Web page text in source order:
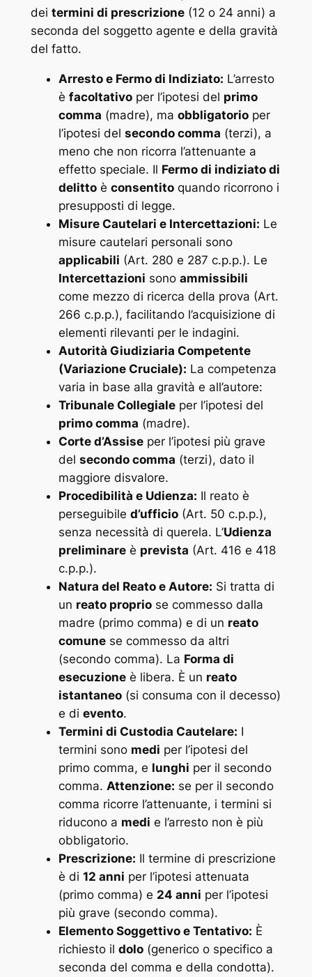
dei termini di prescrizione(12 o 24 anni) a
seconda del soggetto agente e della gravità
del fatto.
Arresto e Fermo di Indiziato: L’arresto
è facoltativoper l’ipotesi del primo
comma (madre), ma obbligatorioper
l’ipotesi del secondo comma (terzi), a
meno che non ricorra l’attenuante a
effetto speciale. Il Fermo di indiziato di
delittoè consentitoquando ricorrono i
presupposti di legge.
Misure Cautelari e Intercettazioni: Le
misure cautelari personali sono
applicabili (Art. 280 e 287 c.p.p.). Le
Intercettazioni sono ammissibili
come mezzo di ricerca della prova (Art.
266 c.p.p.), facilitando l’acquisizione di
elementi rilevanti per le indagini.
Autorità Giudiziaria Competente
(Variazione Cruciale): La competenza
varia in base alla gravità e all’autore:
Tribunale Collegialeper l’ipotesi del
primo comma (madre).
Corte d’Assiseper l’ipotesi più grave
del secondo comma (terzi), dato il
maggiore disvalore.
Procedibilità e Udienza: Il reato è
perseguibile d’ufficio(Art. 50 c.p.p.),
senza necessità di querela. L’Udienza
preliminareè prevista (Art. 416 e 418
c.p.p.).
Natura del Reato e Autore: Si tratta di
un reato propriose commesso dalla
madre (primo comma) e di un reato
comunese commesso da altri
(secondo comma). La Forma di
esecuzioneè libera. È un reato
istantaneo(si consuma con il decesso)
e di evento.
Termini di Custodia Cautelare: I
termini sono medi per l’ipotesi del
primo comma, e lunghi per il secondo
comma. Attenzione: se per il secondo
comma ricorre l’attenuante, i termini si
riducono a medi e l’arresto non è più
obbligatorio.
Prescrizione: Il termine di prescrizione
è di 12 anni per l’ipotesi attenuata
(primo comma) e 24 anni per l’ipotesi
più grave (secondo comma).
Elemento Soggettivo e Tentativo: È
richiesto il dolo(generico o specifico a
seconda del comma e della condotta).